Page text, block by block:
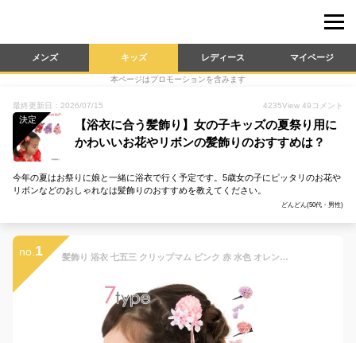
メンズ キッズ レディース マイページ
本ページはプロモーションを含みます
最終更新日：2026/07/15 4235View 49 コメント
決定
【浴衣に合う髪飾り】女の子キッズの夏祭り用に
かわいいお花やリボンの髪飾りのおすすめは？
今年の夏はお祭りに娘と一緒に浴衣で行く予定です。5歳女の子にピッタリのお花や
リボンなどのおしゃれなは髪飾りのおすすめを教えてください。
どんどん(50代・男性)
no. 1 髪飾り 浴衣 七五三 クリップマム ピンク 赤 水色 オレンジ 白 紫 下がり飾り付 和装 小花 プチ飾り ヘアアクセサリー かみかざり 送料無料